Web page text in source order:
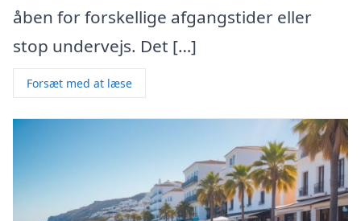
åben for forskellige afgangstider eller
stop undervejs. Det […]
Forsæt med at læse